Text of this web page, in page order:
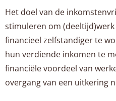
Het doel van de
stimuleren om
financieel zelfstandiger te
hun verdiende inkomen te
financiële voordeel van
overgang van een uitkering